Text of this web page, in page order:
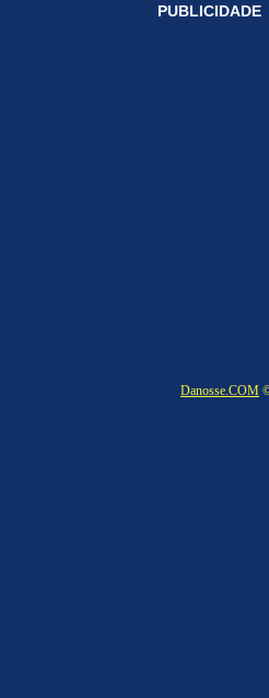
PUBLICIDADE
Danosse.COM